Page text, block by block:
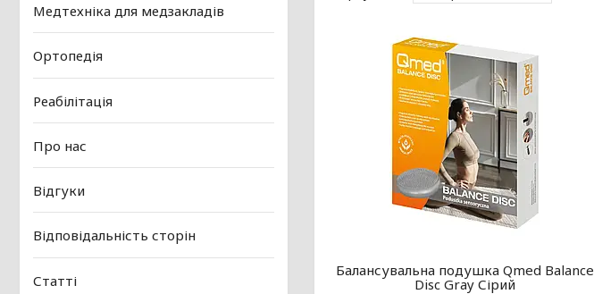
Балансувальна подушка Qmed Balance
Disc Gray Сірий
Медтехніка для медзакладів
Ортопедія
Реабілітація
Про нас
Відгуки
Відповідальність сторін
Статті